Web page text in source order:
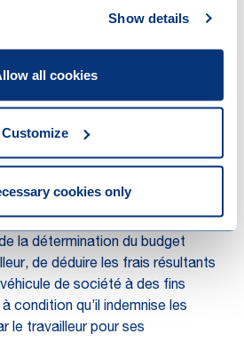
Show details
all cookies
Customize
cookies only
actuel des véhicules de
que si le TCO est
l’employeur devra, en tout
minimum (et plafonné à un
totale brute, avec un
16.000 EUR).
de loi prévoit la possibilité à
la détermination du budget
de déduire les frais résultants
de société à des fins
condition qu’il indemnise les
le travailleur pour ses